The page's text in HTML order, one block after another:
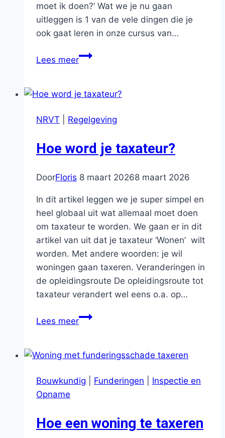
moet ik doen?’ Wat we je nu gaan
uitleggen is 1 van de vele dingen die je
ook gaat leren in onze cursus van…
Lees meerHoe
als
omgaan
taxaties
lastig
NRVT Regelgeving
Hoe word je taxateur?
DoorFloris 8 maart 20268 maart 2026
In dit artikel leggen we je super simpel en
heel globaal uit wat allemaal moet doen
om taxateur te worden. We gaan er in dit
artikel van uit dat je taxateur ‘Wonen’ wilt
worden. Met andere woorden: je wil
woningen gaan taxeren. Veranderingen in
de opleidingsroute De opleidingsroute tot
taxateur verandert wel eens o.a. op…
Lees meerHoe
taxateur?
Bouwkundig Funderingen
Inspectie en
Opname
Hoe een woning te taxeren